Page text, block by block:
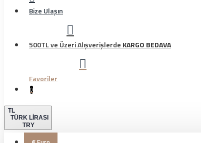
Bize Ulaşın
500TL ve Üzeri Alışverişlerde KARGO BEDAVA
Favoriler
0
TL
TÜRK LIRASI
TRY